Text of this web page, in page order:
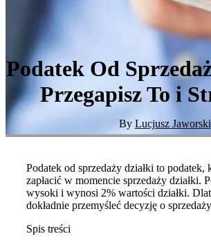
Podatek Od
Przegapisz To i
By Lucjusz Jaworski
Podatek od sprzedaży działki to podatek,
zapłacić w momencie sprzedaży działki.
wysoki i wynosi 2% wartości działki.
dokładnie przemyśleć decyzję o
Spis treści